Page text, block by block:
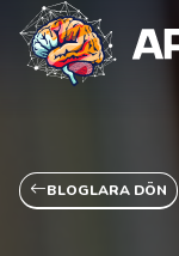
BLOGLARA DÖN